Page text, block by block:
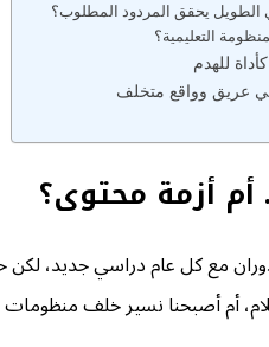
للهدم
عريق وواقع متخلف
أزمة محتوى؟
مع كل عام دراسي جديد،
أم أصبحنا نسير خلف منظومات